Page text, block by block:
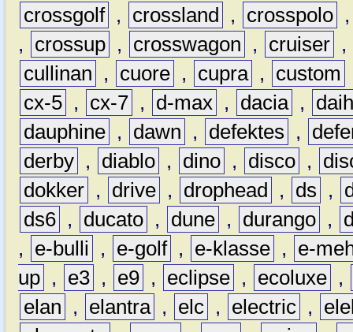
crossgolf , crossland , crosspolo
,
crossup , crosswagon , cruiser ,
cullinan
, cuore , cupra , custom
cx-5 , cx-7 , d-max , dacia ,
dauphine , dawn , defektes ,
derby , diablo , dino , disco ,
dokker , drive , drophead , ds ,
ds6 , ducato , dune , durango ,
,
e-bulli , e-golf , e-klasse ,
e-
up , e3 , e9 , eclipse , ecoluxe ,
elan
, elantra , elc , electric ,